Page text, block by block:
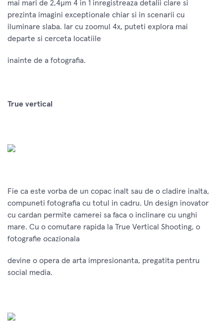
mai mari de 2,4μm 4 in 1 inregistreaza detalii clare si
prezinta imagini exceptionale chiar si in scenarii cu
iluminare slaba. Iar cu zoomul 4x, puteti explora mai
departe si cerceta locatiile
inainte de a fotografia.
True vertical
Fie ca este vorba de un copac inalt sau de o cladire inalta,
compuneti fotografia cu totul in cadru. Un design inovator
cu cardan permite camerei sa faca o inclinare cu unghi
mare. Cu o comutare rapida la True Vertical Shooting, o
fotografie ocazionala
devine o opera de arta impresionanta, pregatita pentru
social media.